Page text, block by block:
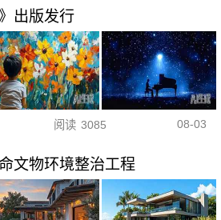
出版发行
阅读 3085 08-03
文物环境整治工程